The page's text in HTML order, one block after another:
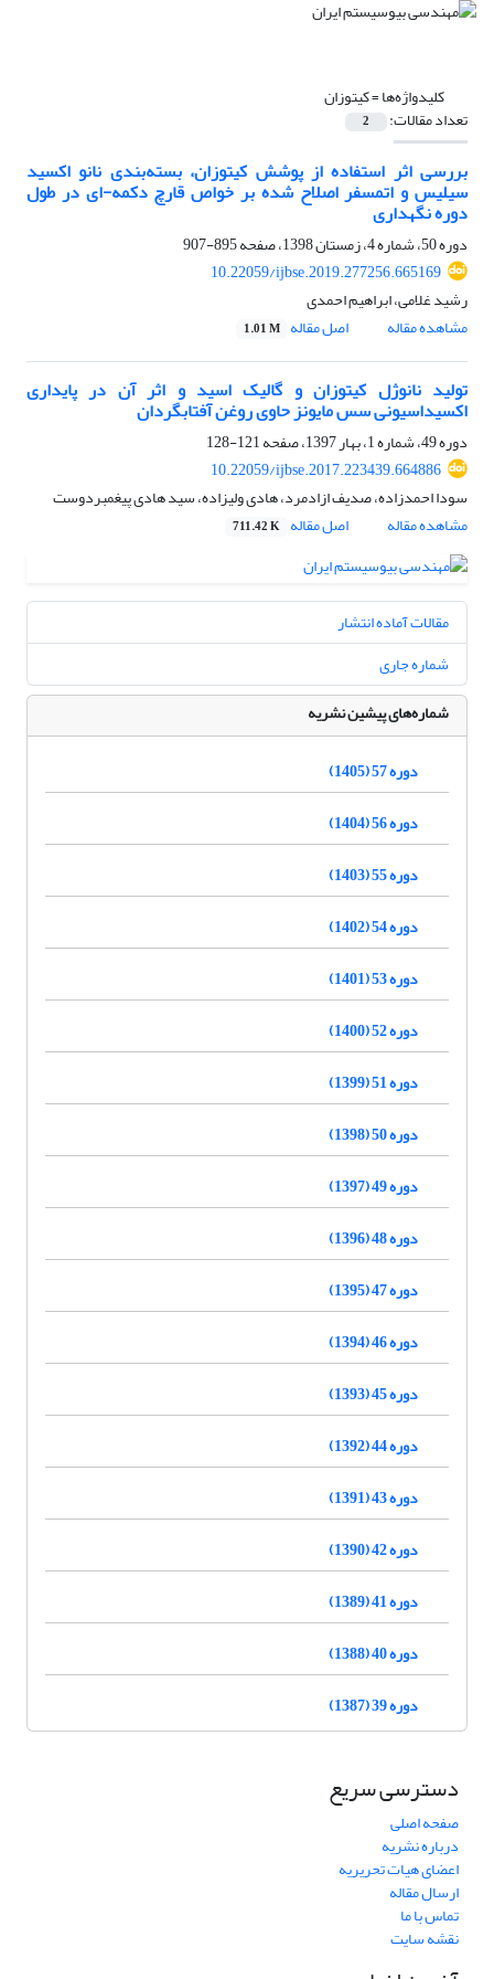
کلیدواژه‌ها =کیتوزان
تعداد مقالات: 2
بررسی اثر استفاده از پوشش کیتوزان، بسته‌بندی نانو اکسید
سیلیس و اتمسفر اصلاح شده بر خواص قارچ دکمه-ای در طول
دوره نگهداری
دوره 50، شماره 4، زمستان 1398، صفحه
895-907
10.22059/ijbse.2019.277256.665169
رشید غلامی، ابراهیم احمدی
مشاهده مقاله
اصل مقاله 1.01 M
تولید نانوژل کیتوزان و گالیک اسید و اثر آن در پایداری
اکسیداسیونی سس مایونز حاوی روغن آفتابگردان
دوره 49، شماره 1، بهار 1397، صفحه
121-128
10.22059/ijbse.2017.223439.664886
سودا احمدزاده، صدیف ازادمرد، هادی ولیزاده، سید هادی پیغمبردوست
مشاهده مقاله
اصل مقاله 711.42 K
مقالات آماده انتشار
شماره جاری
شماره‌های پیشین نشریه
دوره 57 (1405)
دوره 56 (1404)
دوره 55 (1403)
دوره 54 (1402)
دوره 53 (1401)
دوره 52 (1400)
دوره 51 (1399)
دوره 50 (1398)
دوره 49 (1397)
دوره 48 (1396)
دوره 47 (1395)
دوره 46 (1394)
دوره 45 (1393)
دوره 44 (1392)
دوره 43 (1391)
دوره 42 (1390)
دوره 41 (1389)
دوره 40 (1388)
دوره 39 (1387)
دسترسی سریع
صفحه اصلی
درباره نشریه
اعضای هیات تحریریه
ارسال مقاله
تماس با ما
نقشه سایت